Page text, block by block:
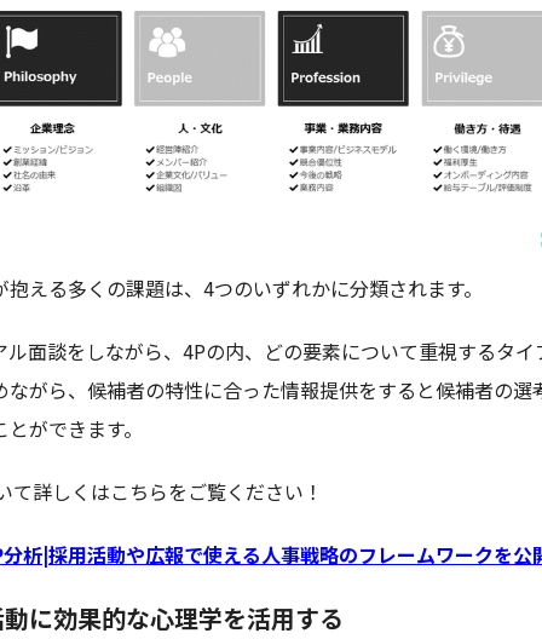
抱える多くの課題は、4つのいずれかに分類されます。
ル面談をしながら、4Pの内、どの要素について重視するタイ
ながら、候補者の特性に合った情報提供をすると候補者の選
ができます。
て詳しくはこちらをご覧ください！
析|採用活動や広報で使える人事戦略のフレームワークを
に効果的な心理学を活用する